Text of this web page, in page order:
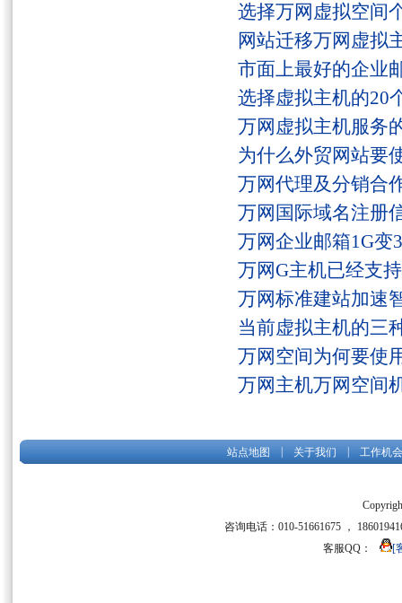
选择万网虚拟空间
网站迁移万网虚拟
市面上最好的企业
选择虚拟主机的20
万网虚拟主机服务
为什么外贸网站要
万网代理及分销合
万网国际域名注册
万网企业邮箱1G变
万网G主机已经支
万网标准建站加速
当前虚拟主机的三
万网空间为何要使
万网主机万网空间
站点地图 关于我们 工作机会
咨询电话：010-51661675 ，
客服QQ：
[